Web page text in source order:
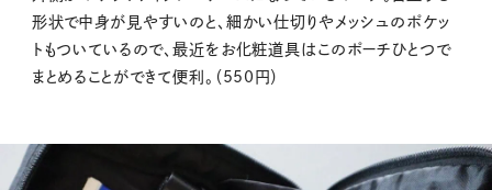
形状で中身が見やすいのと、細かい仕切りやメッシュのポケッ
トもついているので、最近をお化粧道具はこのポーチひとつで
まとめることができて便利。（550円）